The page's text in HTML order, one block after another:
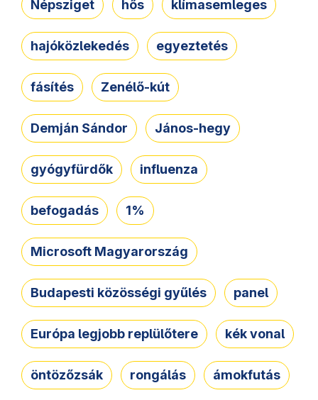
Népsziget hős klímasemleges
hajóközlekedés egyeztetés
fásítés Zenélő-kút
Demján Sándor János-hegy
gyógyfürdők influenza
befogadás 1%
Microsoft Magyarország
Budapesti közösségi gyűlés panel
Európa legjobb replülőtere kék vonal
öntözőzsák rongálás ámokfutás